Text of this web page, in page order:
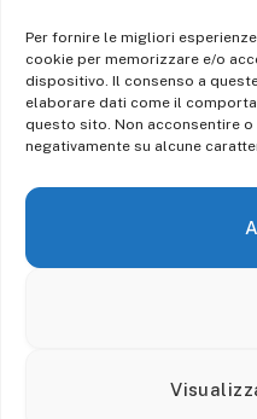
Per fornire le migliori
cookie per memorizzare e/o
dispositivo. Il consenso a
elaborare dati come il
questo sito. Non acconsentire
negativamente su alcune
Attualità
Politica
Cronaca
Economia